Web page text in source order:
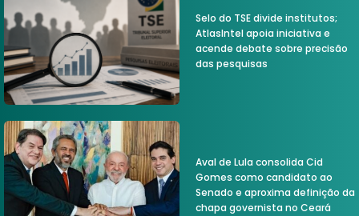
Selo do TSE divide institutos;
AtlasIntel apoia iniciativa e
acende debate sobre precisão
das pesquisas
Aval de Lula consolida Cid
Gomes como candidato ao
Senado e aproxima definição da
chapa governista no Ceará